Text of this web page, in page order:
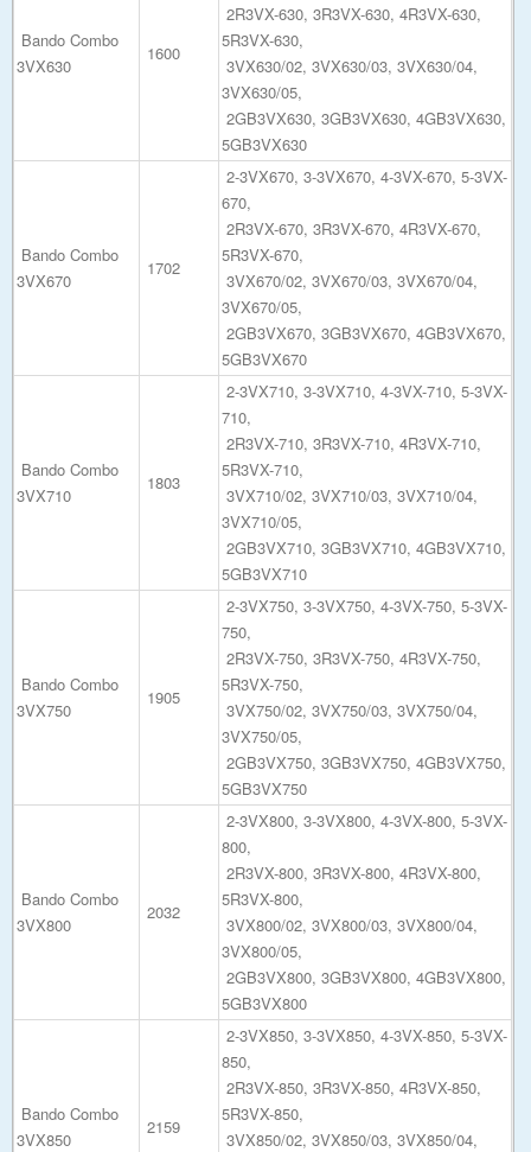
Bando Combo
3VX630
1600
2R3VX-630, 3R3VX-630, 4R3VX-630,
5R3VX-630,
3VX630/02, 3VX630/03, 3VX630/04,
3VX630/05,
2GB3VX630, 3GB3VX630, 4GB3VX630,
5GB3VX630
Bando Combo
3VX670
1702
2-3VX670, 3-3VX670, 4-3VX-670, 5-3VX-
670,
2R3VX-670, 3R3VX-670, 4R3VX-670,
5R3VX-670,
3VX670/02, 3VX670/03, 3VX670/04,
3VX670/05,
2GB3VX670, 3GB3VX670, 4GB3VX670,
5GB3VX670
Bando Combo
3VX710
1803
2-3VX710, 3-3VX710, 4-3VX-710, 5-3VX-
710,
2R3VX-710, 3R3VX-710, 4R3VX-710,
5R3VX-710,
3VX710/02, 3VX710/03, 3VX710/04,
3VX710/05,
2GB3VX710, 3GB3VX710, 4GB3VX710,
5GB3VX710
Bando Combo
3VX750
1905
2-3VX750, 3-3VX750, 4-3VX-750, 5-3VX-
750,
2R3VX-750, 3R3VX-750, 4R3VX-750,
5R3VX-750,
3VX750/02, 3VX750/03, 3VX750/04,
3VX750/05,
2GB3VX750, 3GB3VX750, 4GB3VX750,
5GB3VX750
Bando Combo
3VX800
2032
2-3VX800, 3-3VX800, 4-3VX-800, 5-3VX-
800,
2R3VX-800, 3R3VX-800, 4R3VX-800,
5R3VX-800,
3VX800/02, 3VX800/03, 3VX800/04,
3VX800/05,
2GB3VX800, 3GB3VX800, 4GB3VX800,
5GB3VX800
Bando Combo
3VX850
2159
2-3VX850, 3-3VX850, 4-3VX-850, 5-3VX-
850,
2R3VX-850, 3R3VX-850, 4R3VX-850,
5R3VX-850,
3VX850/02, 3VX850/03, 3VX850/04,